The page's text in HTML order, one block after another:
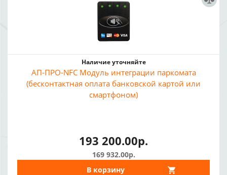
Наличие уточняйте
АП-ПРО-NFC Модуль интеграции паркомата
(бесконтактная оплата банковской картой или
смартфоном)
193 200.00р.
169 932.00р.
В корзину